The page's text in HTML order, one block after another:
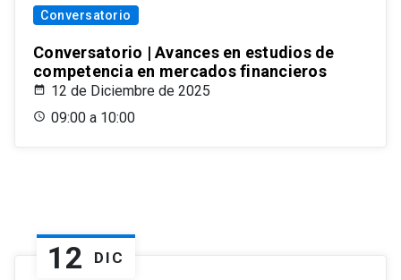
Conversatorio
Conversatorio | Avances en estudios de
competencia en mercados financieros
12 de Diciembre de 2025
09:00 a 10:00
12 DIC